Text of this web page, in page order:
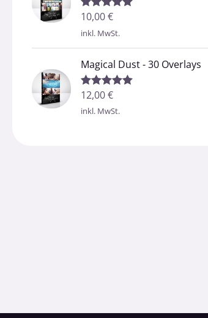
Bewertet mit
10,00€
inkl. MwSt.
Magical Dust - 30 Overlays
Bewertet mit
12,00€
inkl. MwSt.